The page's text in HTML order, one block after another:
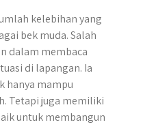
kelebihan yang
bek muda. Salah
dalam membaca
di lapangan. Ia
hanya mampu
Tetapi juga memiliki
untuk membangun